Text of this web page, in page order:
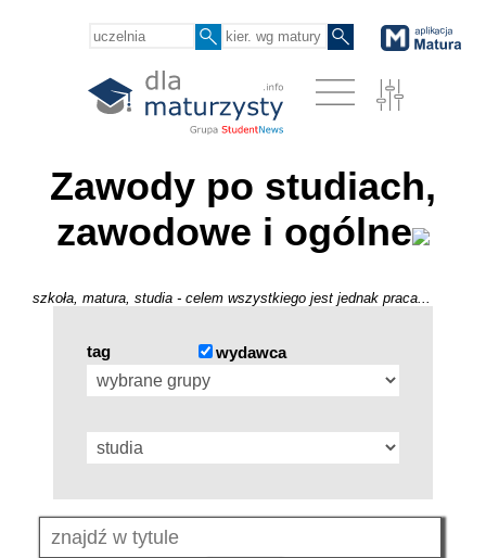
Zawody po studiach,
zawodowe i ogólne
szkoła, matura, studia - celem wszystkiego jest jednak praca...
tag wydawca